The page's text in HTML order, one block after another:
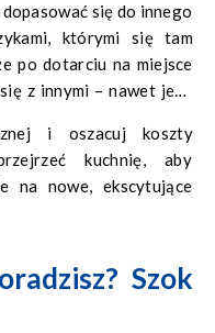
się do innego
którymi się tam
po dotarciu na miejsce
z innymi – nawet jeśli
aby przygotować się –
i oszacuj koszty
kuchnię, aby
na nowe, ekscytujące
Szok